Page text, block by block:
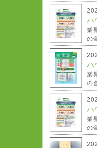
ハ
業
の
ハ
業
の
ハ
業
の